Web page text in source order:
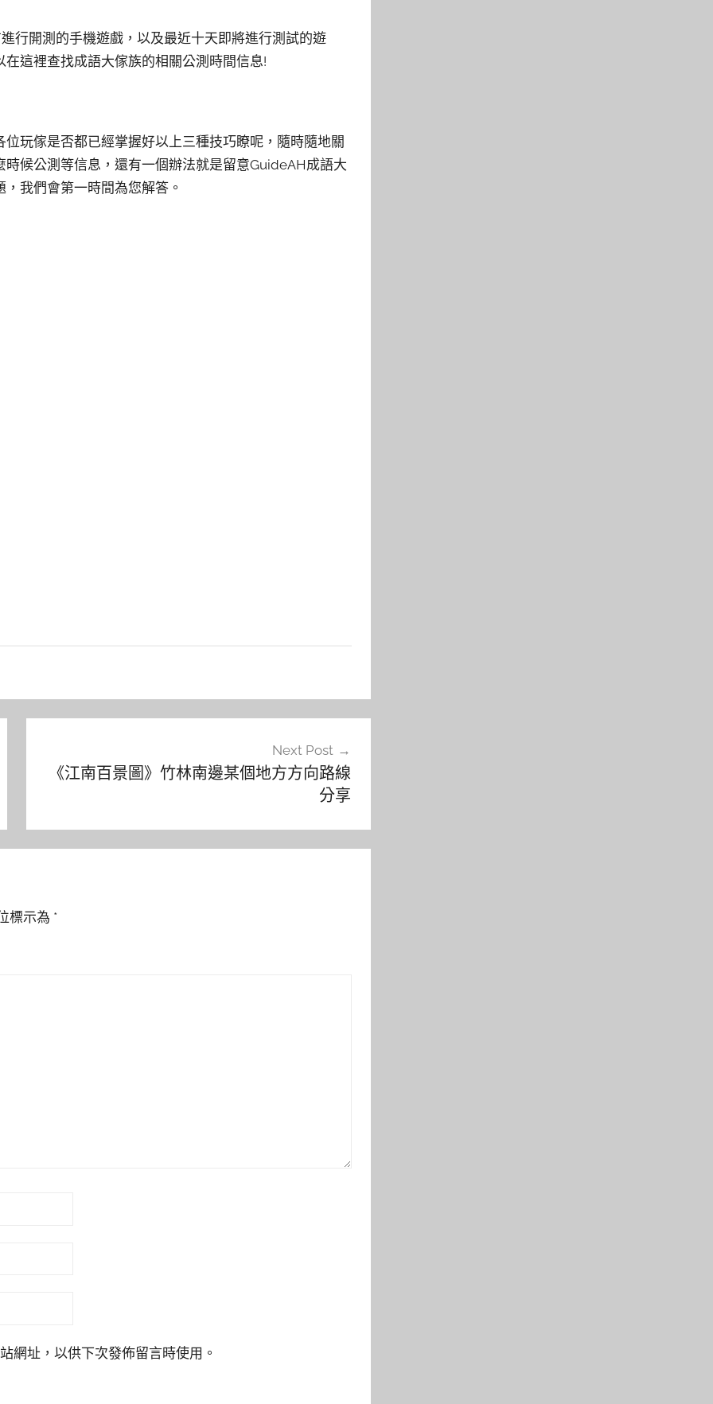
行開測的手機遊戲，以及最近十天即將進行測試的遊
這裡查找成語大傢族的相關公測時間信息!
玩傢是否都已經掌握好以上三種技巧瞭呢，隨時隨地關
候公測等信息，還有一個辦法就是留意GuideAH成語大
我們會第一時間為您解答。
Next Post
《江南百景圖》竹林南邊某個地方方向路線
分享
標示為 *
網址，以供下次發佈留言時使用。